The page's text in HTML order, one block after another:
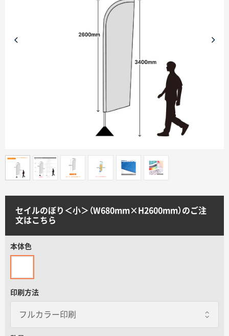
商品カテゴリーから探す
印刷色から探す
サイトメニュー
お見積書の作成方法
データ入稿ガイド
セイルのぼり＜小＞（W680mm×H2600mm）のご注
文はこちら
本体色
印刷方法